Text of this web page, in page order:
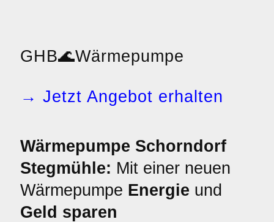
GHB🌊Wärmepumpe
→ Jetzt Angebot erhalten
Wärmepumpe Schorndorf
Stegmühle: Mit einer neuen
Wärmepumpe Energie und
Geld sparen